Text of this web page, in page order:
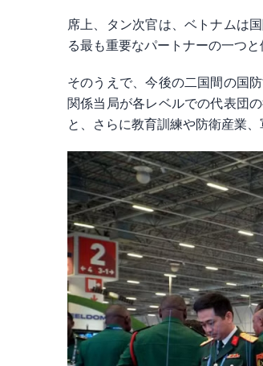
席上、タン次官は、ベトナムは
る最も重要なパートナーの一つ
そのうえで、今後の二国間の国
関係当局が各レベルでの代表団
と、さらに教育訓練や防衛産業